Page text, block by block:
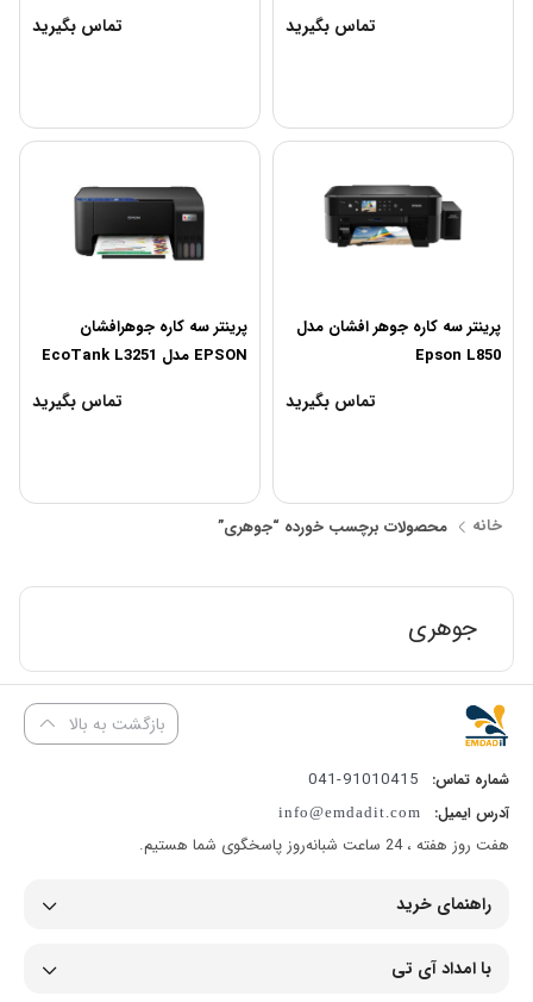
تماس بگیرید تماس بگیرید
پرینتر سه کاره جوهر افشان مدل
Epson L850
تماس بگیرید
پرینتر سه کاره جوهرافشان
EPSON مدل EcoTank L3251
تماس بگیرید
خانه محصولات برچسب خورده “جوهری”
جوهری
بازگشت به بالا
شماره تماس: 91010415-041
آدرس ایمیل: info@emdadit.com
هفت روز هفته ، 24 ساعت شبانه‌روز پاسخگوی شما هستیم.
راهنمای خرید
با امداد آی تی